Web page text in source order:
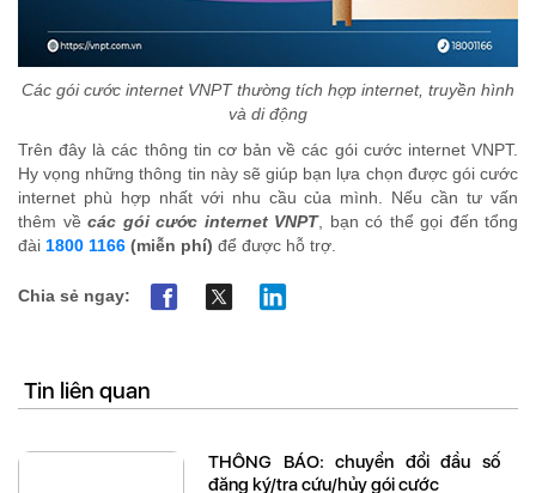
Các gói cước internet VNPT thường tích hợp internet, truyền hình
và di động
Trên đây là các thông tin cơ bản về các gói cước internet VNPT.
Hy vọng những thông tin này sẽ giúp bạn lựa chọn được gói cước
internet phù hợp nhất với nhu cầu của mình. Nếu cần tư vấn
thêm về các gói cước internet VNPT, bạn có thể gọi đến tổng
đài 1800 1166 (miễn phí) để được hỗ trợ.
Chia sẻ ngay:
Tin liên quan
THÔNG BÁO: chuyển đổi đầu số
đăng ký/tra cứu/hủy gói cước